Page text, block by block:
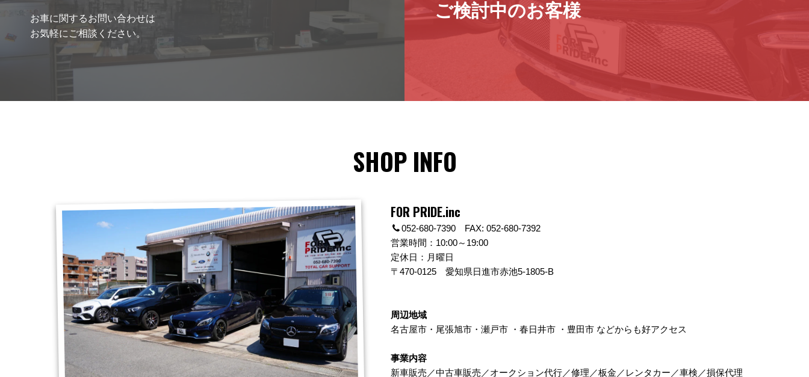
お車に関するお問い合わせは
お気軽にご相談ください。
ご検討中のお客様
SHOP INFO
FOR PRIDE.inc
052-680-7390 FAX: 052-680-7392
営業時間：10:00～19:00
定休日：月曜日
〒470-0125 愛知県日進市赤池5-1805-B
周辺地域
名古屋市・ 尾張旭市・ 瀬戸市・ 春日井市・ 豊田市などからも好アクセス
事業内容
新車販売／中古車販売／オークション代行／修理／板金／レンタカー／車検／損保代理